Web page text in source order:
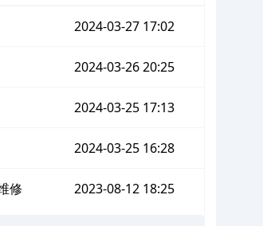
2024-03-27 17:02
2024-03-26 20:25
2024-03-25 17:13
2024-03-25 16:28
修 2023-08-12 18:25